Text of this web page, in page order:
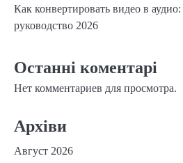
Как конвертировать видео в
руководство 2026
Останні коментарі
Нет комментариев для просмотра.
Архіви
Август 2026